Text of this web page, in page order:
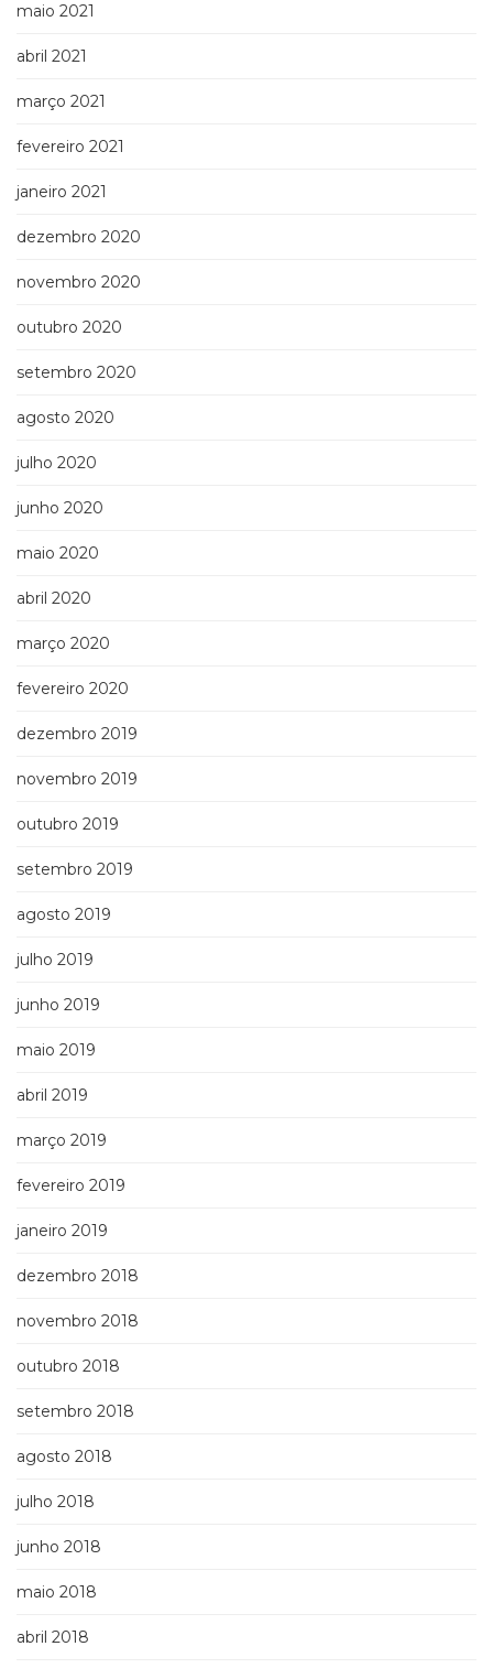
maio 2021
abril 2021
março 2021
fevereiro 2021
janeiro 2021
dezembro 2020
novembro 2020
outubro 2020
setembro 2020
agosto 2020
julho 2020
junho 2020
maio 2020
abril 2020
março 2020
fevereiro 2020
dezembro 2019
novembro 2019
outubro 2019
setembro 2019
agosto 2019
julho 2019
junho 2019
maio 2019
abril 2019
março 2019
fevereiro 2019
janeiro 2019
dezembro 2018
novembro 2018
outubro 2018
setembro 2018
agosto 2018
julho 2018
junho 2018
maio 2018
abril 2018